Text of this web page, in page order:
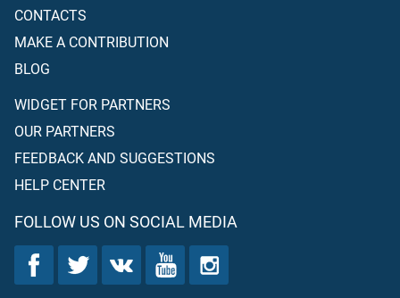
CONTACTS
MAKE A CONTRIBUTION
BLOG
WIDGET FOR PARTNERS
OUR PARTNERS
FEEDBACK AND SUGGESTIONS
HELP CENTER
FOLLOW US ON SOCIAL MEDIA